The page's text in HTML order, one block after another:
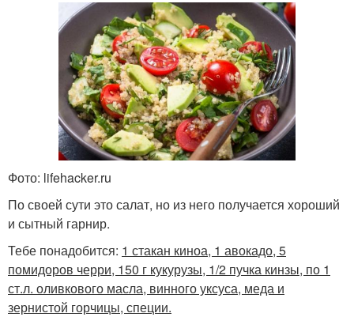
Фото: lifehacker.ru
По своей сути это салат, но из него получается хороший
и сытный гарнир.
Тебе понадобится: 1 стакан киноа, 1 авокадо, 5
помидоров черри, 150 г кукурузы, 1/2 пучка кинзы, по 1
ст.л. оливкового масла, винного уксуса, меда и
зернистой горчицы, специи.